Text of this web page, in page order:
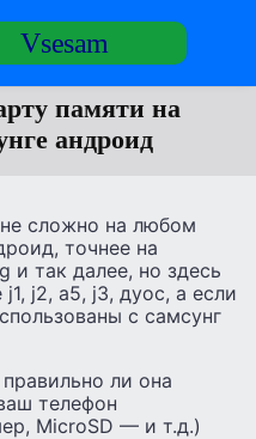
Vsesam
памяти на
андроид
сложно на любом
точнее на
и так далее, но здесь
j2, а5, j3, дуос, а если
с самсунг
ли она
телефон
MicroSD — и т.д.)